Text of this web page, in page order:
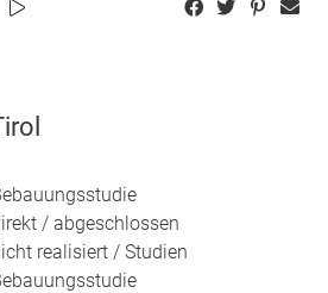
/ abgeschlossen
realisiert / Studien